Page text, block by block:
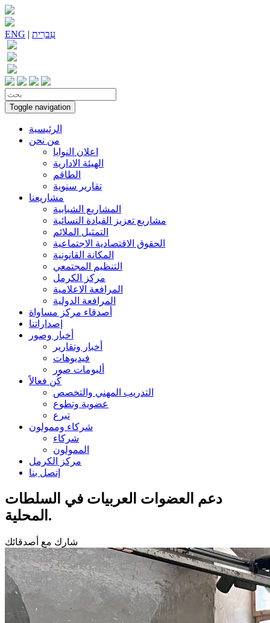
ENG | עִברִית
Toggle navigation
الرئيسية
من نحن
اعلان النوايا
الهيئة الادارية
الطاقم
تقارير سنوية
مشاريعنا
المشاريع الشبابية
مشاريع تعزيز القيادة النسائية
التمثيل الملائم
الحقوق الاقتصادية الاجتماعية
المكانة القانونية
التنظيم المجتمعي
مركز الكرمل
المرافعة الاعلامية
المرافعة الدولية
أصدقاء مركز مساواة
إصداراتنا
أخبار وصور
أخبار وتقارير
فيديوهات
ألبومات صور
كُن فعالاً
التدريب المهني والتخصص
عضوية وتطوع
تبرع
شركاء وممولون
شركاء
الممولون
مركز الكرمل
إتصل بنا
دعم العضوات العربيات في السلطات
المحلية.
شارك مع أصدقائك